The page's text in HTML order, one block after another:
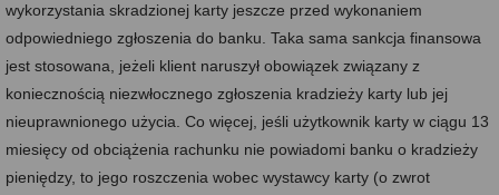
wykorzystania skradzionej karty jeszcze przed wykonaniem
odpowiedniego zgłoszenia do banku. Taka sama sankcja finansowa
jest stosowana, jeżeli klient naruszył obowiązek związany z
koniecznością niezwłocznego zgłoszenia kradzieży karty lub jej
nieuprawnionego użycia. Co więcej, jeśli użytkownik karty w ciągu 13
miesięcy od obciążenia rachunku nie powiadomi banku o kradzieży
pieniędzy, to jego roszczenia wobec wystawcy karty (o zwrot